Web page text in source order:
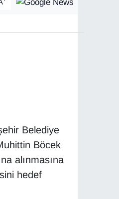
Belediye
Böcek
alınmasına
hedef